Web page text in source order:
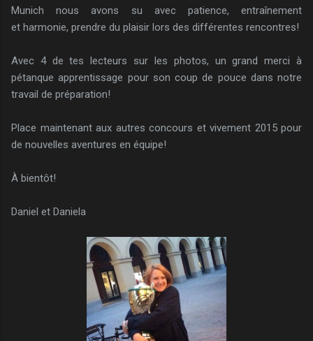
Munich nous avons su avec patience, entraînement
et harmonie, prendre du plaisir lors des différentes rencontres!
Avec 4 de tes lecteurs sur les photos, un grand merci à
pétanque apprentissage pour son coup de pouce dans notre
travail de préparation!
Place maintenant aux autres concours et vivement 2015 pour
de nouvelles aventures en équipe!
À bientôt!
Daniel et Daniela